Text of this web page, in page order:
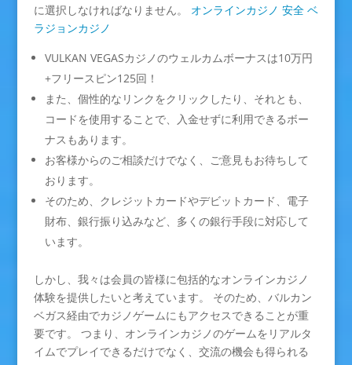
に選択しなければなりません。 オンラインカジノ 安全 ベ
ラジョンカジノ
VULKAN VEGASカジノのウェルカムボーナスは10万円
+フリースピン125回！
また、個性的なリンクをクリックしたり、それとも、
コードを使用することで、入金せずに利用できるボー
ナスもあります。
お客様からのご相談だけでなく、ご意見もお待ちして
おります。
そのため、クレジットカードやデビットカード、電子
財布、銀行振り込みなど、多くの銀行手段に対応して
います。
しかし、我々は会員の皆様に包括的なオンラインカジノ
体験を提供したいと考えています。 そのため、バルカン
ベガス経由でカジノゲームにもアクセスできることが重
要です。 つまり、オンラインカジノのゲームをリアルタ
イムでプレイできるだけでなく、交流の機会も得られる